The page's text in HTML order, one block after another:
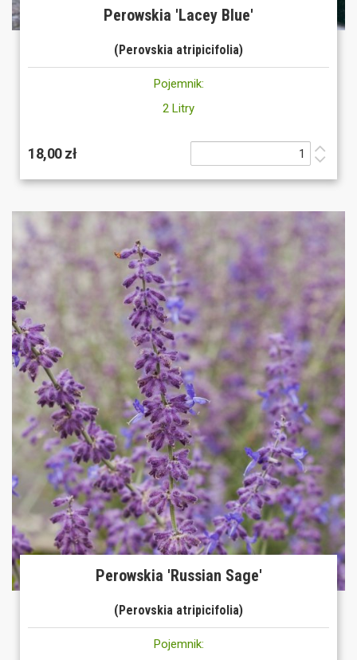
Perowskia 'Lacey Blue'
(Perovskia atripicifolia)
Pojemnik:
2 Litry
18,00 zł
Perowskia 'Russian Sage'
(Perovskia atripicifolia)
Pojemnik: